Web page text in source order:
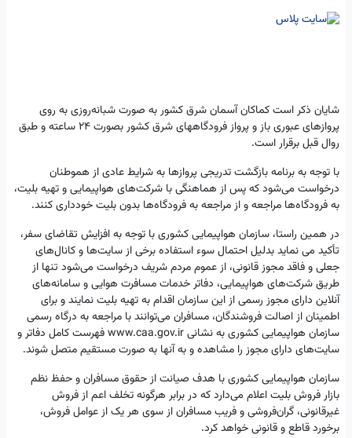
شایان ذکر است کماکان آسمان شرق کشور به صورت شبانه‌روزی به روی
پروازهای عبوری باز و پرواز فرودگاههای شرق کشور بصورت 24 ساعته و طبق
روال قبل برقرار است.
با توجه به برنامه بازگشت تدریجی پروازها به شرایط عادی از هموطنان
درخواست می‌شود که پس از هماهنگی با شرکت‌های هواپیمایی و تهیه بلیت،
به فرودگاه‌ها مراجعه و از مراجعه به فرودگاه‌ها بدون بلیت خودداری کنند.
در همین راستا، سازمان هواپیمایی کشوری با توجه به افزایش تقاضای سفر،
تأکید می نماید بدلیل احتمال سوء استفاده برخی از سایت‌ها و کانال‌های
جعلی و فاقد مجوز قانونی، از عموم مردم شریف درخواست می‌شود تنها از
طریق شرکت‌های هواپیمایی، دفاتر خدمات مسافرت هوایی و سامانه‌های
آنلاین دارای مجوز رسمی از این سازمان اقدام به تهیه بلیت نمایند و برای
اطمینان از اصالت فروشندگان، مسافران می‌توانند با مراجعه به درگاه رسمی
سازمان هواپیمایی کشوری به نشانی www.caa.gov.ir فهرست کامل دفاتر و
سایت‌های دارای مجوز را مشاهده و به آنها به صورت مستقیم متصل شوند.
سازمان هواپیمایی کشوری با هدف صیانت از حقوق مسافران و حفظ نظم
بازار فروش بلیت اعلام می‌دارد که در برابر هرگونه تخلف اعم از فروش
غیرقانونی، گران‌فروشی و فریب مسافران از سوی هر یک از عوامل فروش،
برخورد قاطع و قانونی خواهد کرد.